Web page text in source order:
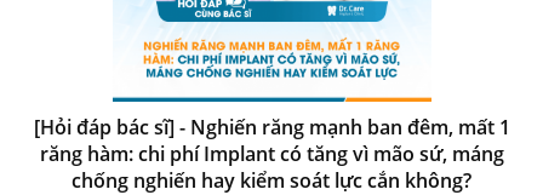
[Hỏi đáp bác sĩ] - Nghiến răng mạnh ban đêm, mất 1
răng hàm: chi phí Implant có tăng vì mão sứ, máng
chống nghiến hay kiểm soát lực cắn không?